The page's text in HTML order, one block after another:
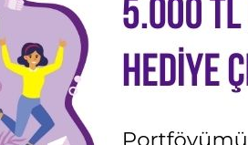
2 Şubat 2022